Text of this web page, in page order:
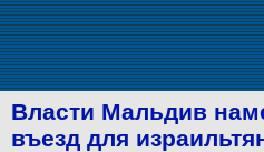
Власти Мальдив
въезд для